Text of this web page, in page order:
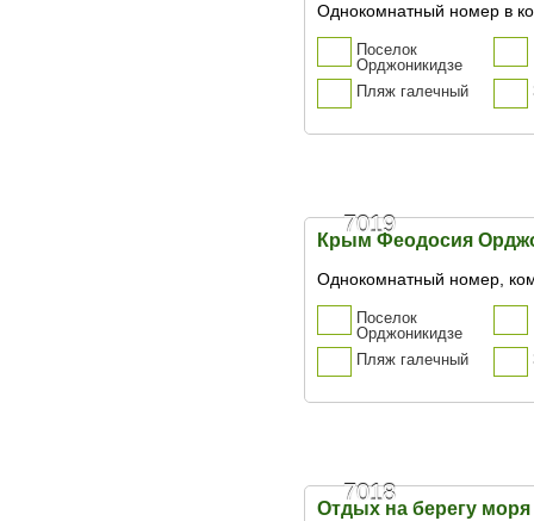
Однокомнатный номер в
Поселок
Орджоникидзе
Пляж галечный
7019
Крым Феодосия
Однокомнатный номер,
Поселок
Орджоникидзе
Пляж галечный
7018
Отдых на берегу